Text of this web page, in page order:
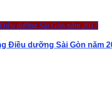
Điều dưỡng Sài Gòn năm